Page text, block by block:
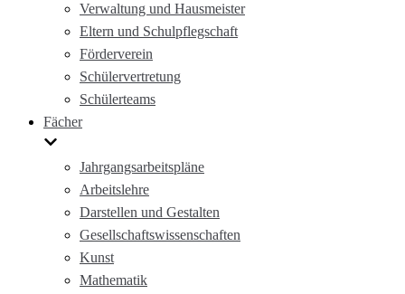
Verwaltung und Hausmeister
Eltern und Schulpflegschaft
Förderverein
Schülervertretung
Schülerteams
Fächer
Jahrgangsarbeitspläne
Arbeitslehre
Darstellen und Gestalten
Gesellschaftswissenschaften
Kunst
Mathematik